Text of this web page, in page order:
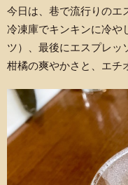
今日は、巷で流行りのエ
冷凍庫でキンキンに冷や
ツ）、最後にエスプレッ
柑橘の爽やかさと、エチ